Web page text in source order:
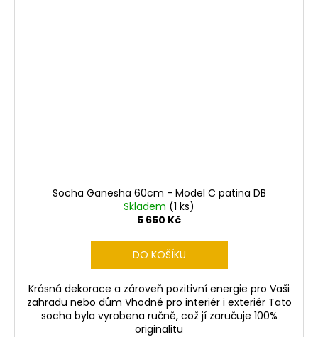
Socha Ganesha 60cm - Model C patina DB
Skladem (1 ks)
5 650 Kč
DO KOŠÍKU
Krásná dekorace a zároveň pozitivní energie pro Vaši
zahradu nebo dům Vhodné pro interiér i exteriér Tato
socha byla vyrobena ručně, což jí zaručuje 100%
originalitu